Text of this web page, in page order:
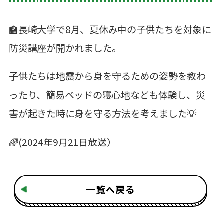
🏫長崎大学で8月、夏休み中の子供たちを対象に
防災講座が開かれました。
子供たちは地震から身を守るための姿勢を教わ
ったり、簡易ベッドの寝心地なども体験し、災
害が起きた時に身を守る方法を考えました💡
🌈(2024年9月21日放送）
一覧へ戻る